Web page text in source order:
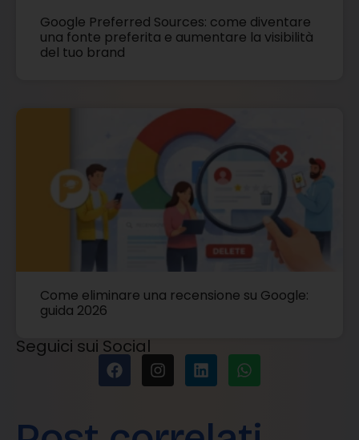
Google Preferred Sources: come diventare
una fonte preferita e aumentare la visibilità
del tuo brand
Come eliminare una recensione su Google:
guida 2026
Seguici sui Social